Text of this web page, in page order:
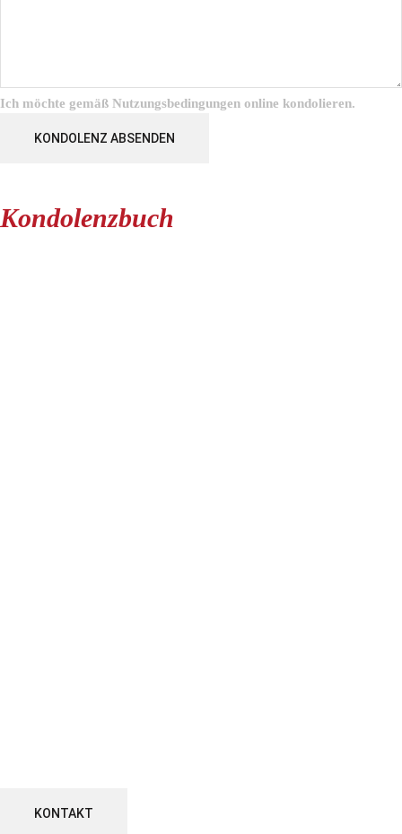
Ich möchte gemäß Nutzungsbedingungen online kondolieren.
KONDOLENZ ABSENDEN
Kondolenzbuch
KONTAKT